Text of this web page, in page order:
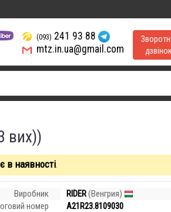
(093) 241 93 88
mtz.in.ua@gmail.com
дзвінок
вих))
в наявності
Виробник RIDER(Венгрия)
номер
A21R23.8109030